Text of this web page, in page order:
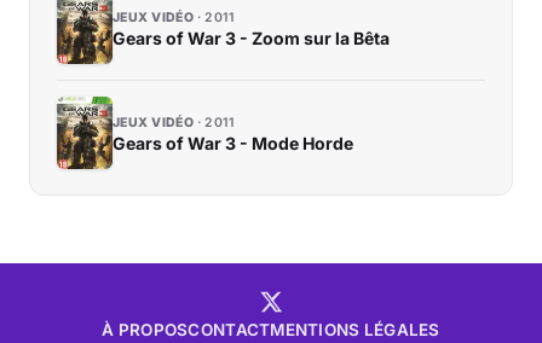
JEUX VIDÉO 2011
Gears of War 3 - Zoom sur la Bêta
JEUX VIDÉO 2011
Gears of War 3 - Mode Horde
À PROPOSCONTACTMENTIONS LÉGALES